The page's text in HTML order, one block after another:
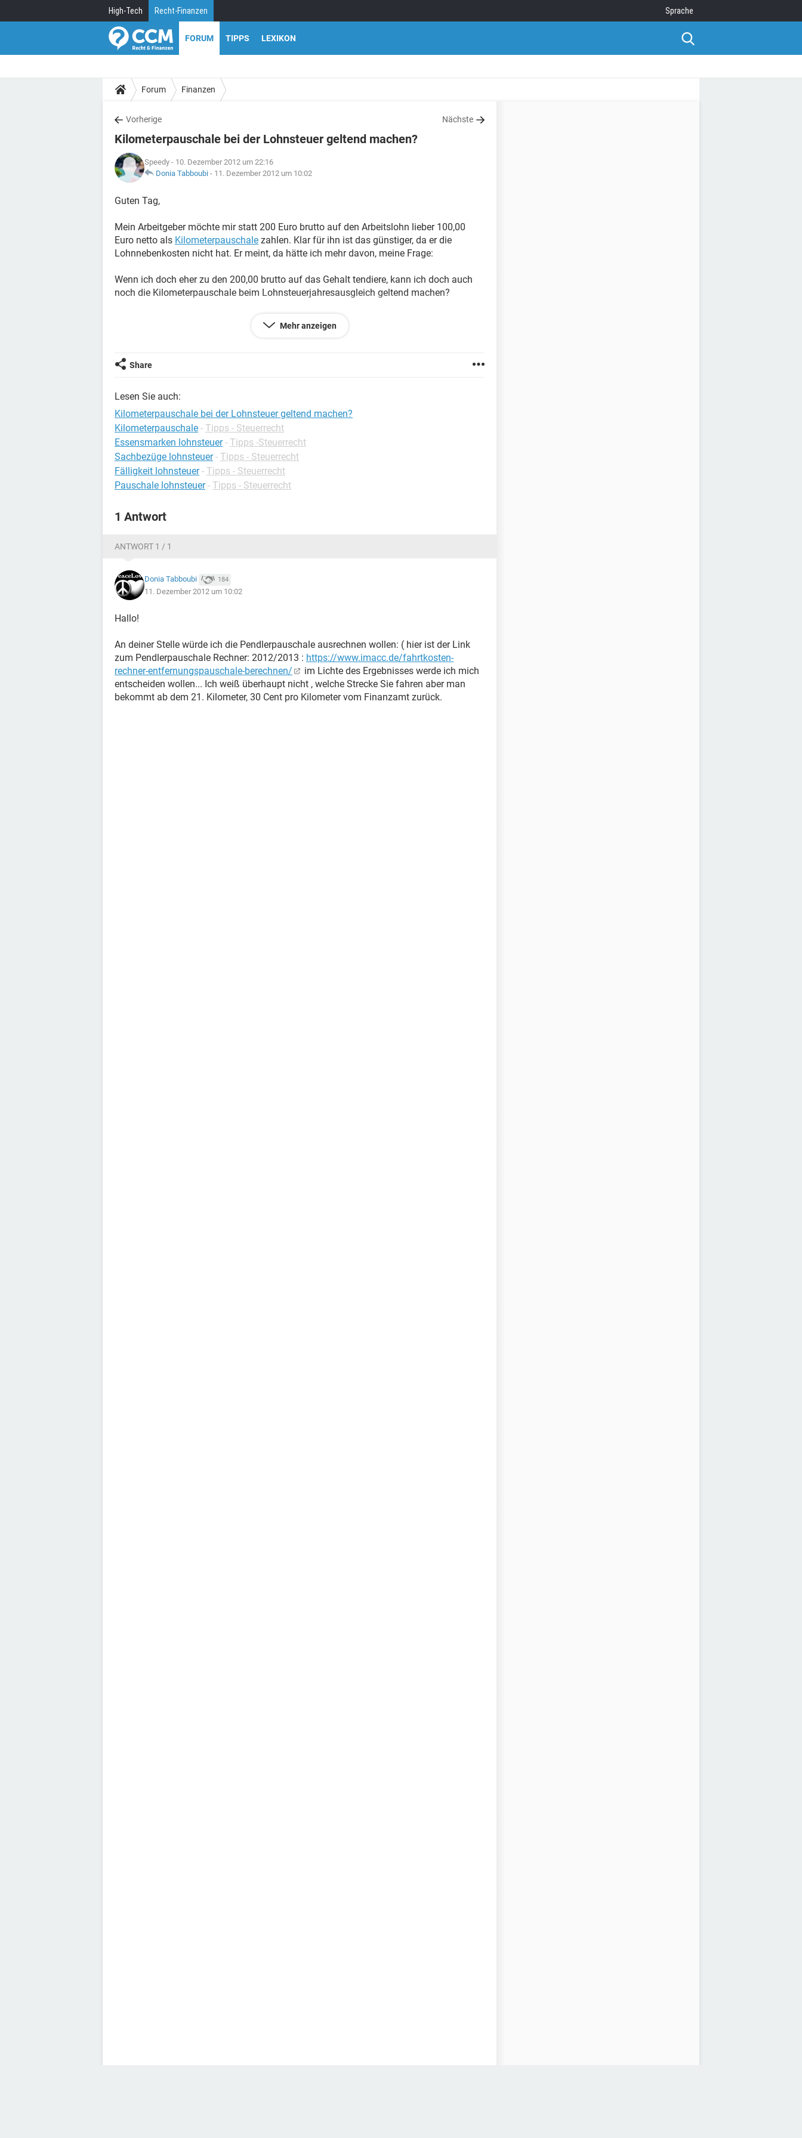
High-Tech Recht-Finanzen Sprache
FORUM TIPPS LEXIKON
Forum Finanzen
Vorherige Nächste
Kilometerpauschale bei der Lohnsteuer geltend machen?
Speedy - 10. Dezember 2012 um 22:16
Donia Tabboubi - 11. Dezember 2012 um 10:02
Guten Tag,
Mein Arbeitgeber möchte mir statt 200 Euro brutto auf den Arbeitslohn lieber 100,00
Euro netto als Kilometerpauschale zahlen. Klar für ihn ist das günstiger, da er die
Lohnnebenkosten nicht hat. Er meint, da hätte ich mehr davon, meine Frage:
Wenn ich doch eher zu den 200,00 brutto auf das Gehalt tendiere, kann ich doch auch
noch die Kilometerpauschale beim Lohnsteuerjahresausgleich geltend machen?
Kilometer nicht mehr bei der Lohnsteuer geltend machen?
Ich soll mich bis morgen entscheiden. Was soll ich tun???
Mehr anzeigen
Share
Lesen Sie auch:
Kilometerpauschale bei der Lohnsteuer geltend machen?
Kilometerpauschale - Tipps - Steuerrecht
Essensmarken lohnsteuer - Tipps -Steuerrecht
Sachbezüge lohnsteuer - Tipps - Steuerrecht
Fälligkeit lohnsteuer - Tipps - Steuerrecht
Pauschale lohnsteuer - Tipps - Steuerrecht
1 Antwort
ANTWORT 1 / 1
Donia Tabboubi 184
11. Dezember 2012 um 10:02
Hallo!
An deiner Stelle würde ich die Pendlerpauschale ausrechnen wollen: ( hier ist der Link
zum Pendlerpauschale Rechner: 2012/2013 : https://www.imacc.de/fahrtkosten-
rechner-entfernungspauschale-berechnen/
im Lichte des Ergebnisses werde ich mich
entscheiden wollen... Ich weiß überhaupt nicht , welche Strecke Sie fahren aber man
bekommt ab dem 21. Kilometer, 30 Cent pro Kilometer vom Finanzamt zurück.